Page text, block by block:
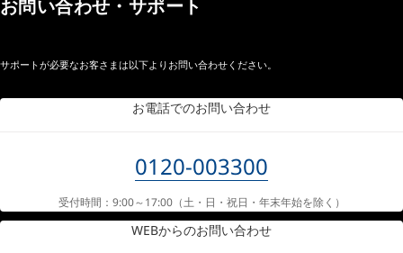
お問い合わせ・サポート
サポートが必要なお客さまは以下よりお問い合わせください。
お電話でのお問い合わせ
0120-003300
受付時間：9:00～17:00（土・日・祝日・年末年始を除く）
WEBからのお問い合わせ